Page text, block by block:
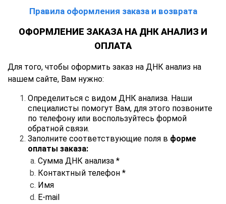
Правила оформления заказа и возврата
ОФОРМЛЕНИЕ ЗАКАЗА НА ДНК АНАЛИЗ И
ОПЛАТА
Для того, чтобы оформить заказ на ДНК анализ на
нашем сайте, Вам нужно:
Определиться с видом ДНК анализа. Наши
специалисты помогут Вам, для этого позвоните
по телефону или воспользуйтесь формой
обратной связи.
Заполните соответствующие поля в форме
оплаты заказа:
Сумма ДНК анализа *
Контактный телефон *
Имя
E-mail